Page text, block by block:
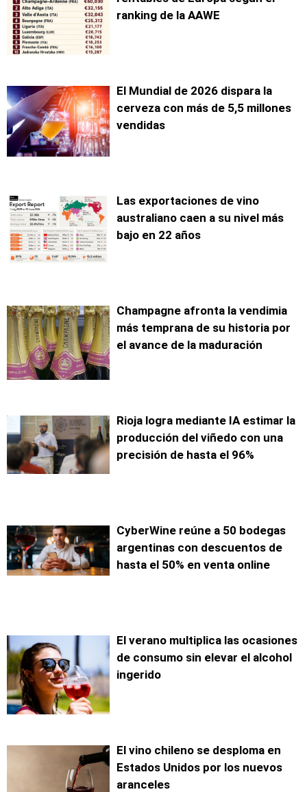
ranking de la AAWE
El Mundial de 2026 dispara la
cerveza con más de 5,5 millones
vendidas
Las exportaciones de vino
australiano caen a su nivel más
bajo en 22 años
Champagne afronta la vendimia
más temprana de su historia por
el avance de la maduración
Rioja logra mediante IA estimar la
producción del viñedo con una
precisión de hasta el 96%
CyberWine reúne a 50 bodegas
argentinas con descuentos de
hasta el 50% en venta online
El verano multiplica las ocasiones
de consumo sin elevar el alcohol
ingerido
El vino chileno se desploma en
Estados Unidos por los nuevos
aranceles